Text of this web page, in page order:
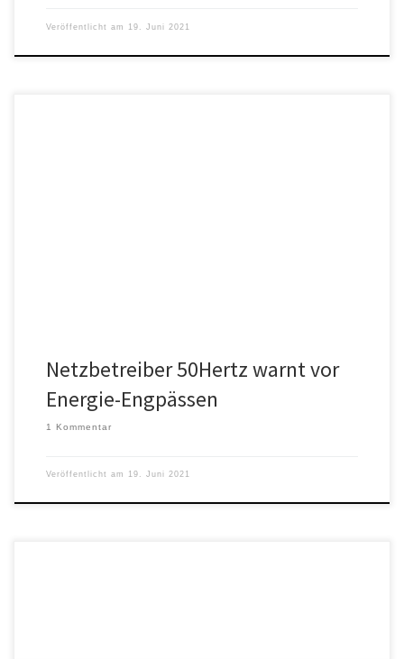
Veröffentlicht am 19. Juni 2021
Netzbetreiber 50Hertz warnt vor
Energie-Engpässen
1 Kommentar
Veröffentlicht am 19. Juni 2021